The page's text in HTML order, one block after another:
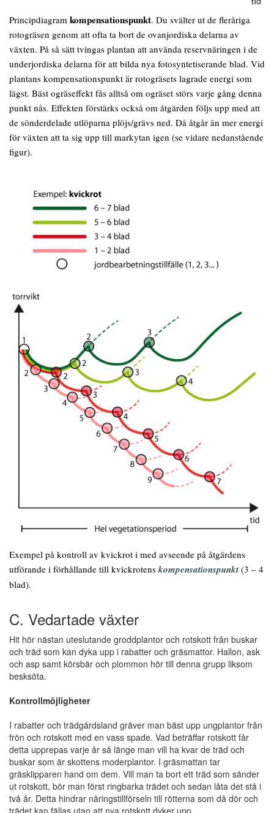
Principdiagram kompensationspunkt. Du svälter ut de fleråriga
rotogräsen genom att ofta ta bort de ovanjordiska delarna av
växten. På så sätt tvingas plantan att använda reservnäringen i de
underjordiska delarna för att bilda nya fotosyntetiserande blad. Vid
plantans kompensationspunkt är rotogräsets lagrade energi som
lägst. Bäst ogräseffekt fås alltså om ogräset störs varje gång denna
punkt nås. Effekten förstärks också om åtgärden följs upp med att
de sönderdelade utlöparna plöjs/grävs ned. Då åtgår än mer energi
för växten att ta sig upp till markytan igen (se vidare nedanstående
figur).
Exempel på kontroll av kvickrot i med avseende på åtgärdens
utförande i förhållande till kvickrotens kompensationspunkt(3 – 4
blad).
C. Vedartade växter
Hit hör nästan uteslutande groddplantor och rotskott från buskar
och träd som kan dyka upp i rabatter och gräsmattor. Hallon, ask
och asp samt körsbär och plommon hör till denna grupp liksom
besksöta.
Kontrollmöjligheter
I rabatter och trädgårdsland gräver man bäst upp ungplantor från
frön och rotskott med en vass spade. Vad beträffar rotskott får
detta upprepas varje år så länge man vill ha kvar de träd och
buskar som är skottens moderplantor. I gräsmattan tar
gräsklipparen hand om dem. Vill man ta bort ett träd som sänder
ut rotskott, bör man först ringbarka trädet och sedan låta det stå i
två år. Detta hindrar näringstillförseln till rötterna som då dör och
trädet kan fällas utan att nya rotskott dyker upp.